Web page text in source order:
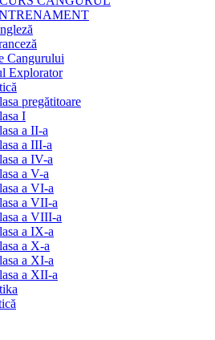
Cangurului
Explorator
pregătitoare
I
a II-a
a III-a
a IV-a
a V-a
a VI-a
a VII-a
a VIII-a
a IX-a
a X-a
a XI-a
a XII-a